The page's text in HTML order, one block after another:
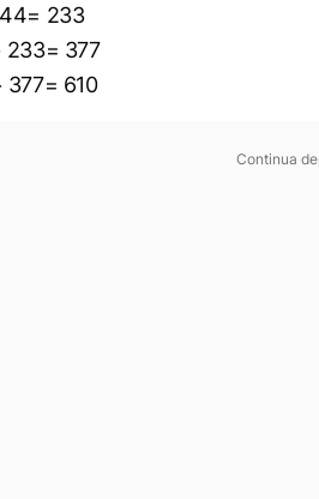
233
233= 377
377= 610
Continua